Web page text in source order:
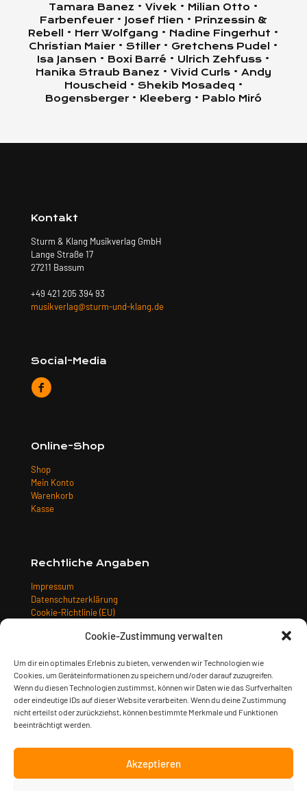
Cookie-Zustimmung verwalten
Um dir ein optimales Erlebnis zu bieten, verwenden wir Technologien wie
Cookies, um Geräteinformationen zu speichern und/oder darauf zuzugreifen.
Wenn du diesen Technologien zustimmst, können wir Daten wie das Surfverhalten
oder eindeutige IDs auf dieser Website verarbeiten. Wenn du deine Zustimmung
nicht erteilst oder zurückziehst, können bestimmte Merkmale und Funktionen
beeinträchtigt werden.
Akzeptieren
Tamara Banez • Vivek • Milian Otto •
Farbenfeuer • Josef Hien • Prinzessin &
Rebell • Herr Wolfgang • Nadine Fingerhut •
Christian Maier • Stiller • Gretchens Pudel •
Isa Jansen • Boxi Barré • Ulrich Zehfuss •
Hanika Straub Banez • Vivid Curls • Andy
Houscheid • Shekib Mosadeq •
Bogensberger • Kleeberg • Pablo Miró
Kontakt
Sturm & Klang Musikverlag GmbH
Lange Straße 17
27211 Bassum
+49 421 205 394 93
musikverlag@sturm-und-klang.de
Social-Media
Online-Shop
Shop
Mein Konto
Warenkorb
Kasse
Rechtliche Angaben
Impressum
Datenschutzerklärung
Cookie-Richtlinie (EU)
Widerrufsbelehrung
Zahlungsarten